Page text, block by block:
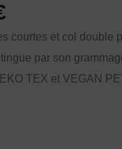
courtes et col double
par son
TEX et VEGAN